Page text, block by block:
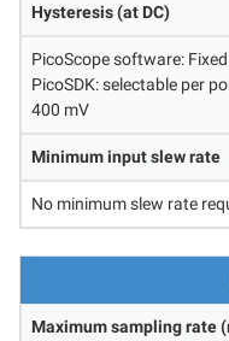
Hysteresis (at DC)
PicoScope software:
PicoSDK: selectable per
400 mV
Minimum input slew rate
No minimum slew rate
Maximum sampling rate